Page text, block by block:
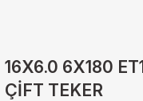
16X6.0 6X180
ÇİFT TEKER